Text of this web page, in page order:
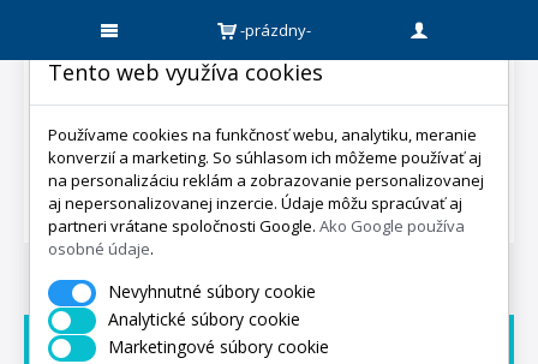
-prázdny-
Doprava zadarmo
Dárek zadarmo
Tento web využíva cookies
Používame cookies na funkčnosť webu, analytiku, meranie
konverzií a marketing. So súhlasom ich môžeme používať aj
na personalizáciu reklám a zobrazovanie personalizovanej
aj nepersonalizovanej inzercie. Údaje môžu spracúvať aj
partneri vrátane spoločnosti Google. Ako Google používa
osobné údaje.
Nevyhnutné súbory cookie
Analytické súbory cookie
Marketingové súbory cookie